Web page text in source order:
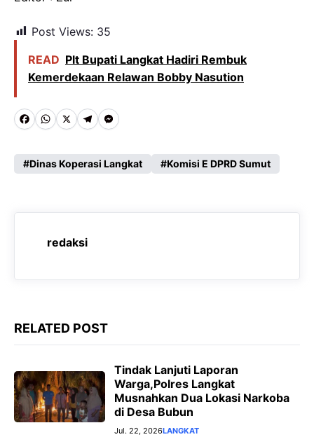
Post Views: 35
READ Plt Bupati Langkat Hadiri Rembuk
Kemerdekaan Relawan Bobby Nasution
F
c
b
k
W
a
s
A
p
X T
l
g
r
m
M
s
e
e
Dinas Koperasi Langkat Komisi E DPRD Sumut
redaksi
RELATED POST
Tindak Lanjuti Laporan
Warga,Polres Langkat
Musnahkan Dua Lokasi Narkoba
di Desa Bubun
Jul. 22, 2026LANGKAT